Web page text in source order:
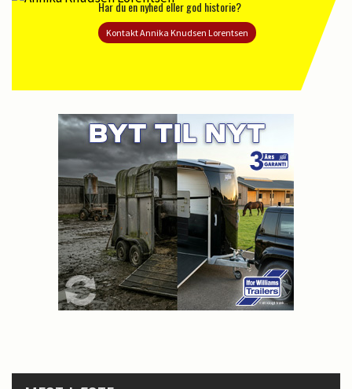
Har du en nyhed eller god historie?
Kontakt Annika Knudsen Lorentsen